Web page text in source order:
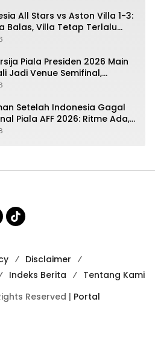
All Stars vs Aston Villa 1-3:
Balas, Villa Tetap Terlalu
Piala Presiden 2026 Main
Jadi Venue Semifinal,
Setelah Indonesia Gagal
Piala AFF 2026: Ritme Ada,
Belum Penuh
Disclaimer
Indeks Berita
Tentang Kami
Reserved | Portal